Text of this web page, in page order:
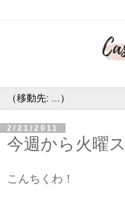
2/21/2011
今週から火曜
こんちくわ！